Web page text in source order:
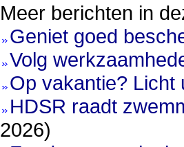
Meer berichten in
Geniet goed
Volg
Op vakantie? Licht
HDSR raadt
2026)